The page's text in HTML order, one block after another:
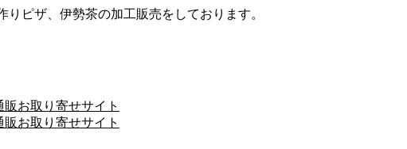
ピザ、伊勢茶の加工販売をしております。